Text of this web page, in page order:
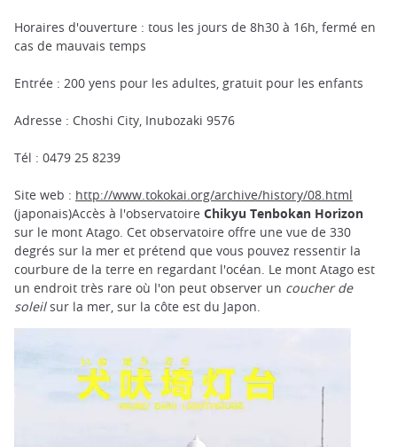
Horaires d'ouverture : tous les jours de 8h30 à 16h, fermé en
cas de mauvais temps
Entrée : 200 yens pour les adultes, gratuit pour les enfants
Adresse : Choshi City, Inubozaki 9576
Tél : 0479 25 8239
Site web : http://www.tokokai.org/archive/history/08.html
(japonais)Accès à l'observatoire Chikyu Tenbokan Horizon
sur le mont Atago. Cet observatoire offre une vue de 330
degrés sur la mer et prétend que vous pouvez ressentir la
courbure de la terre en regardant l'océan. Le mont Atago est
un endroit très rare où l'on peut observer un coucher de
soleilsur la mer, sur la côte est du Japon.